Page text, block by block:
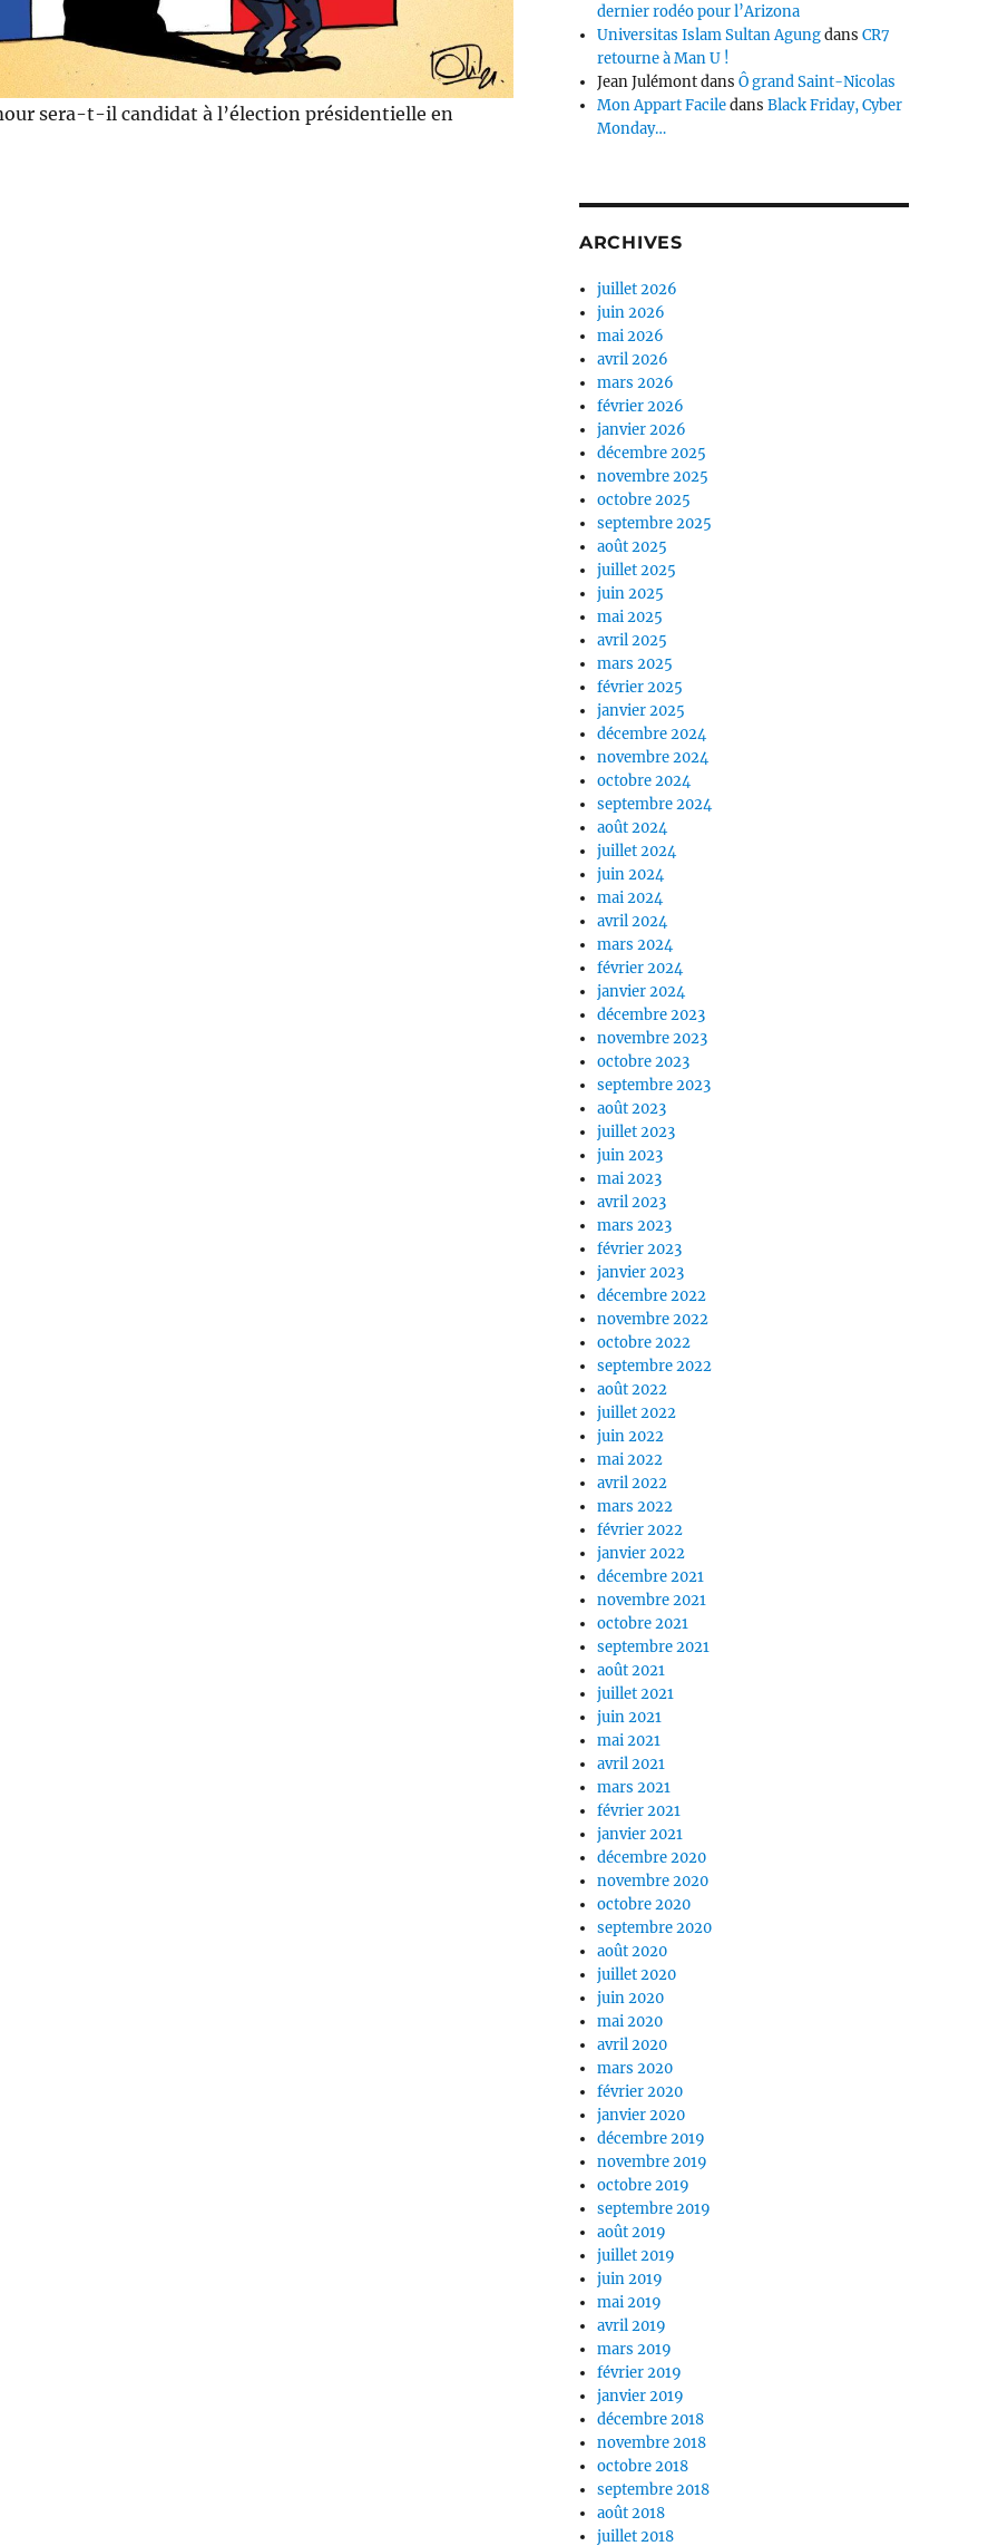
sera-t-il candidat à l’élection présidentielle en
dernier rodéo pour l’Arizona
Universitas Islam Sultan AgungdansCR7
retourne à Man U !
Jean JulémontdansÔ grand Saint-Nicolas
Mon Appart FaciledansBlack Friday, Cyber
Monday…
ARCHIVES
juillet 2026
juin 2026
mai 2026
avril 2026
mars 2026
février 2026
janvier 2026
décembre 2025
novembre 2025
octobre 2025
septembre 2025
août 2025
juillet 2025
juin 2025
mai 2025
avril 2025
mars 2025
février 2025
janvier 2025
décembre 2024
novembre 2024
octobre 2024
septembre 2024
août 2024
juillet 2024
juin 2024
mai 2024
avril 2024
mars 2024
février 2024
janvier 2024
décembre 2023
novembre 2023
octobre 2023
septembre 2023
août 2023
juillet 2023
juin 2023
mai 2023
avril 2023
mars 2023
février 2023
janvier 2023
décembre 2022
novembre 2022
octobre 2022
septembre 2022
août 2022
juillet 2022
juin 2022
mai 2022
avril 2022
mars 2022
février 2022
janvier 2022
décembre 2021
novembre 2021
octobre 2021
septembre 2021
août 2021
juillet 2021
juin 2021
mai 2021
avril 2021
mars 2021
février 2021
janvier 2021
décembre 2020
novembre 2020
octobre 2020
septembre 2020
août 2020
juillet 2020
juin 2020
mai 2020
avril 2020
mars 2020
février 2020
janvier 2020
décembre 2019
novembre 2019
octobre 2019
septembre 2019
août 2019
juillet 2019
juin 2019
mai 2019
avril 2019
mars 2019
février 2019
janvier 2019
décembre 2018
novembre 2018
octobre 2018
septembre 2018
août 2018
juillet 2018